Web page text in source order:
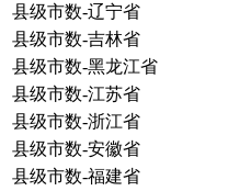
县级市数-辽宁省
县级市数-吉林省
县级市数-黑龙江省
县级市数-江苏省
县级市数-浙江省
县级市数-安徽省
县级市数-福建省